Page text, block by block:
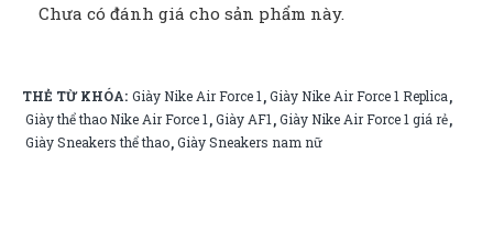
Chưa có đánh giá cho sản phẩm này.
THẺ TỪ KHÓA: Giày Nike Air Force 1 ,Giày Nike Air Force 1 Replica,
Giày thể thao Nike Air Force 1 ,Giày AF1 ,Giày Nike Air Force 1 giá rẻ,
Giày Sneakers thể thao,Giày Sneakers nam nữ